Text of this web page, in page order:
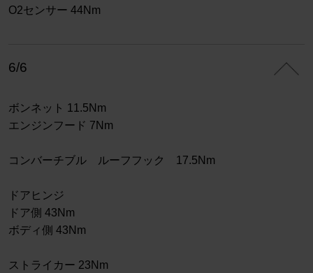
O2センサー 44Nm
6/6
ボンネット 11.5Nm
エンジンフード 7Nm
コンバーチブル ルーフフック 17.5Nm
ドアヒンジ
ドア側 43Nm
ボディ側 43Nm
ストライカー 23Nm